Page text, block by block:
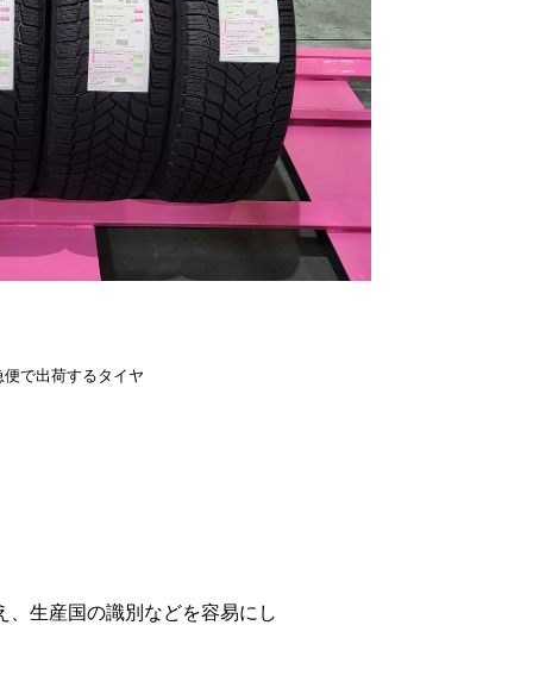
便で出荷するタイヤ
生産国の識別などを容易にし